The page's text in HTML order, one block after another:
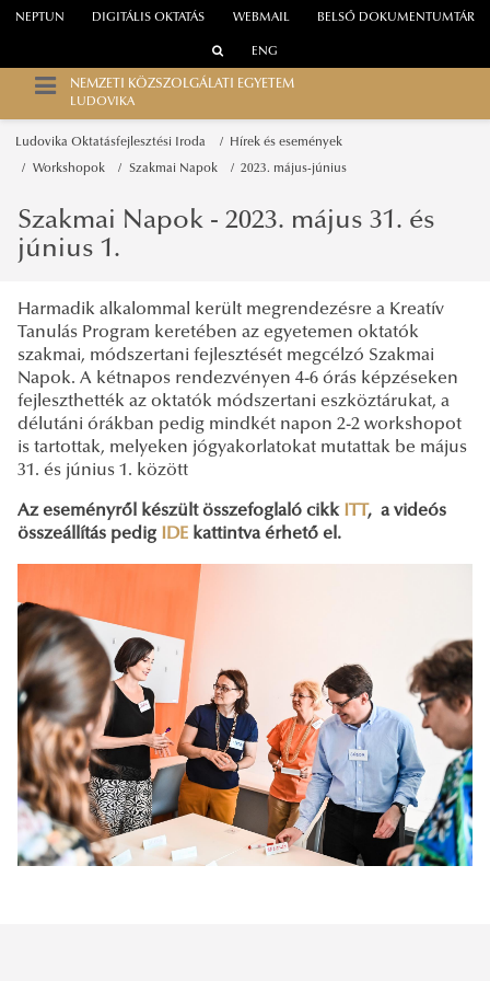
WEBMAIL
NEPTUN DIGITÁLIS OKTATÁS BELSŐ DOKUMENTUMTÁR
ENG
NEMZETI KÖZSZOLGÁLATI EGYETEM
LUDOVIKA
Ludovika Oktatásfejlesztési Iroda Hírek és események
Workshopok Szakmai Napok 2023. május-június
Szakmai Napok - 2023. május 31. és
június 1.
Harmadik alkalommal került megrendezésre a Kreatív
Tanulás Program keretében az egyetemen oktatók
szakmai, módszertani fejlesztését megcélzó Szakmai
Napok. A kétnapos rendezvényen 4-6 órás képzéseken
fejleszthették az oktatók módszertani eszköztárukat, a
délutáni órákban pedig mindkét napon 2-2 workshopot
is tartottak, melyeken jógyakorlatokat mutattak be május
31. és június 1. között
Az eseményről készült összefoglaló cikk ITT, a videós
összeállítás pedig IDE kattintva érhető el.